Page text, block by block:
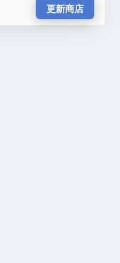
更新商店